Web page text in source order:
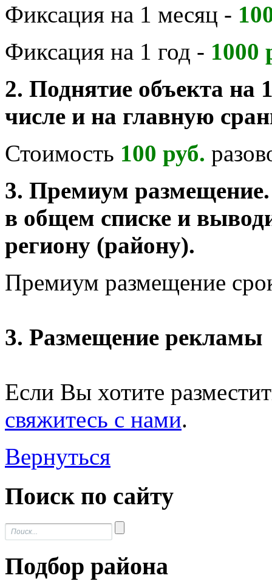
Фиксация на 1 месяц -
Фиксация на 1 год - 1000
2. Поднятие объекта на
числе и на главную
Стоимость 100 руб.
3. Премиум
в общем списке и
региону (району).
Премиум размещение
3. Размещение рекламы
Если Вы хотите
свяжитесь с нами.
Вернуться
Поиск по сайту
Подбор района